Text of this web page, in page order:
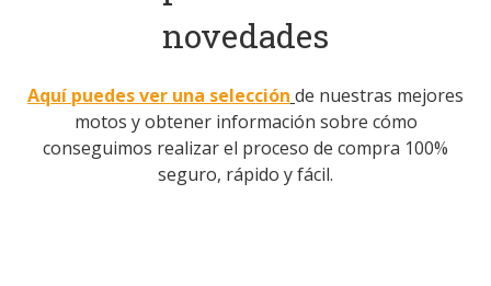
novedades
Aquí puedes ver una selección de nuestras mejores
motos y obtener información sobre cómo
conseguimos realizar el proceso de compra 100%
seguro, rápido y fácil.